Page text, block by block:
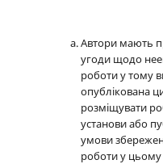
Автори мають
угоди щодо
роботи у тому
опублікована
розміщувати
установи або
умови
роботи у цьому